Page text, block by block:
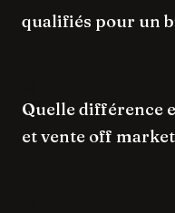
qualifiés pour un
Quelle différence
et vente off